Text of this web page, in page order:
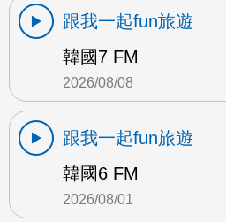
跟我一起fun旅遊
韓國7 FM
2026/08/08
跟我一起fun旅遊
韓國6 FM
2026/08/01